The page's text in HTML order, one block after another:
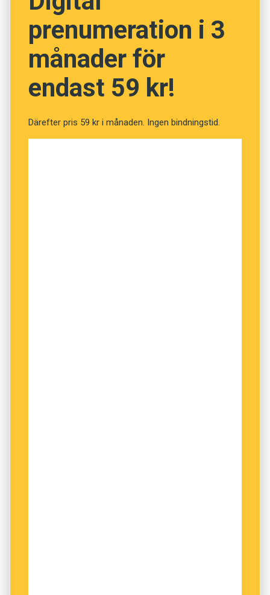
NÄSTA FRÅGA
prenumeration i 3
månader för
endast 59 kr!
Därefter pris 59 kr i månaden. Ingen bindningstid.